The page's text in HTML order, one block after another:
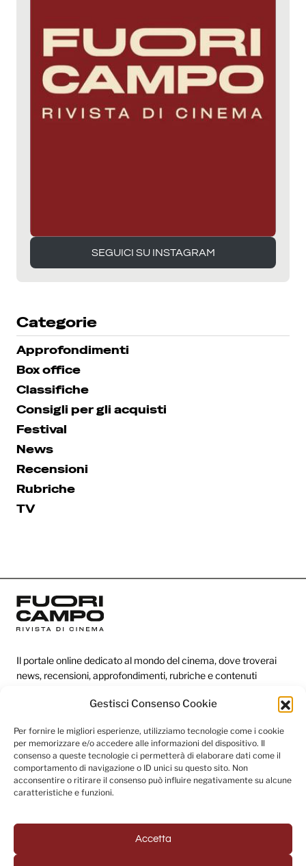
Gestisci Consenso Cookie
Per fornire le migliori esperienze, utilizziamo tecnologie come i cookie
per memorizzare e/o accedere alle informazioni del dispositivo. Il
consenso a queste tecnologie ci permetterà di elaborare dati come il
comportamento di navigazione o ID unici su questo sito. Non
acconsentire o ritirare il consenso può influire negativamente su alcune
caratteristiche e funzioni.
Accetta
SEGUICI SU INSTAGRAM
Categorie
Approfondimenti
Box office
Classifiche
Consigli per gli acquisti
Festival
News
Recensioni
Rubriche
TV
Il portale online dedicato al mondo del cinema, dove troverai
news, recensioni, approfondimenti, rubriche e contenuti
Redazione
Categorie
Link utili
Seguici sui social